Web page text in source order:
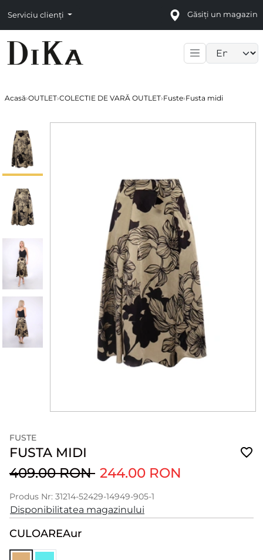
Serviciu clienți Găsiți un magazin
Acasă›OUTLET›COLECTIE DE VARĂ OUTLET›Fuste›Fusta midi
FUSTE
FUSTA MIDI
409.00 RON 244.00 RON
Produs Nr: 31214-52429-14949-905-1
Disponibilitatea magazinului
CULOAREAur